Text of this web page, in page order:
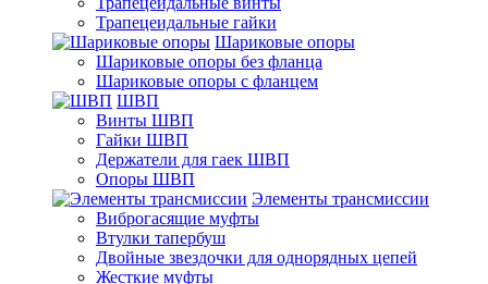
Трапецеидальные гайки
Шариковые опоры
Шариковые опоры без фланца
Шариковые опоры с фланцем
ШВП
Винты ШВП
Гайки ШВП
Держатели для гаек ШВП
Опоры ШВП
Элементы трансмиссии
Виброгасящие муфты
Втулки тапербуш
Двойные звездочки для однорядных цепей
Жесткие муфты